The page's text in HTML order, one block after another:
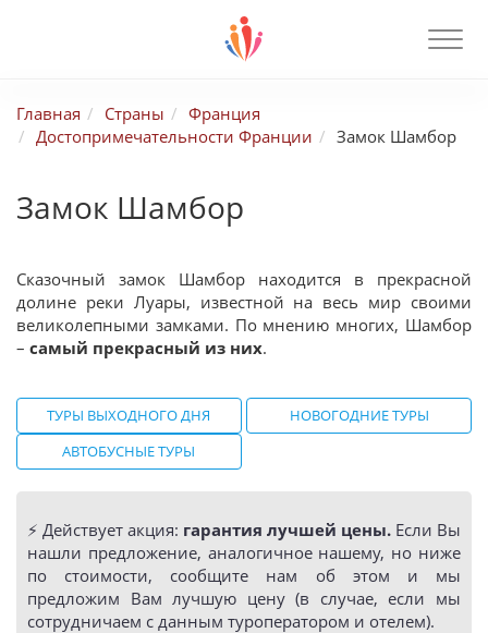
Главная Страны
Франция
Достопримечательности Франции
Замок Шамбор
Замок Шамбор
Сказочный замок Шамбор находится в прекрасной
долине реки Луары, известной на весь мир своими
великолепными замками. По мнению многих, Шамбор
– самый прекрасный из них.
ТУРЫ ВЫХОДНОГО ДНЯ
НОВОГОДНИЕ ТУРЫ
АВТОБУСНЫЕ ТУРЫ
⚡️ Действует акция: гарантия лучшей цены. Если Вы
нашли предложение, аналогичное нашему, но ниже
по стоимости, сообщите нам об этом и мы
предложим Вам лучшую цену (в случае, если мы
сотрудничаем с данным туроператором и отелем).